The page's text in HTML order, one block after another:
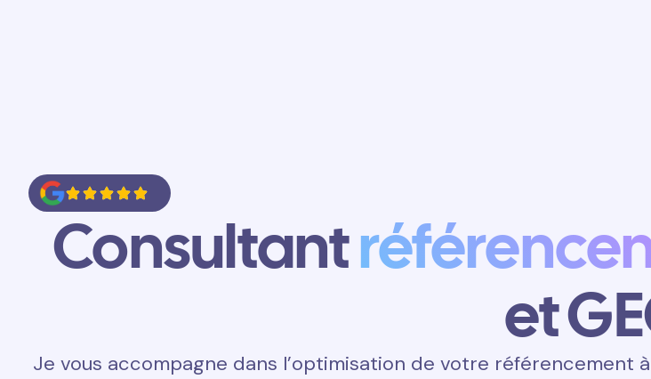
Consultant
et
Je vous accompagne dans l’optimisation de votre référencement à